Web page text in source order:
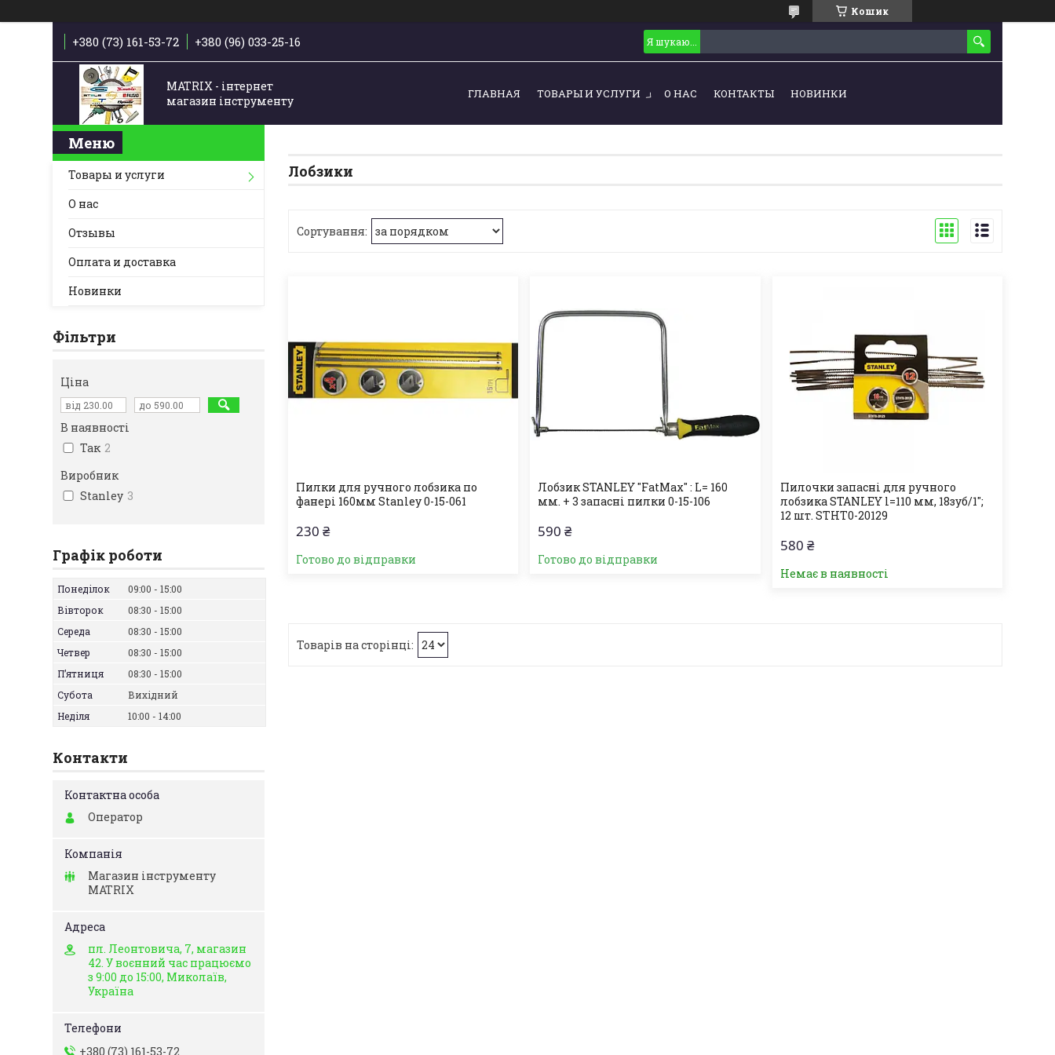
Кошик
+380 (73) 161-53-72 +380 (96) 033-25-16
MATRIX - інтернет
магазин інструменту
ГЛАВНАЯ ТОВАРЫ И УСЛУГИ О НАС КОНТАКТЫ НОВИНКИ
Лобзики
Пилки для ручного лобзика по
фанері 160мм Stanley 0-15-061
230 ₴
Готово до відправки
Лобзик STANLEY "FatMax" : L= 160
мм. + 3 запасні пилки 0-15-106
590 ₴
Готово до відправки
Пилочки запасні для ручного
лобзика STANLEY l=110 мм, 18зуб/1";
12 шт. STHT0-20129
580 ₴
Немає в наявності
Товары и услуги
О нас
Отзывы
Оплата и доставка
Новинки
Фільтри
Ціна
В наявності
Так 2
Виробник
Stanley 3
Графік роботи
Понеділок 09:00
15:00
Вівторок
08:30
15:00
Середа
08:30
15:00
Четвер
08:30
15:00
Пʼятниця
08:30
15:00
Субота
Вихідний
Неділя
10:00 14:00
Контакти
Оператор
Магазин інструменту
MATRIX
пл. Леонтовича, 7, магазин
42. У воєнний час працюємо
з 9:00 до 15:00, Миколаїв,
Україна
+380 (73) 161-53-72